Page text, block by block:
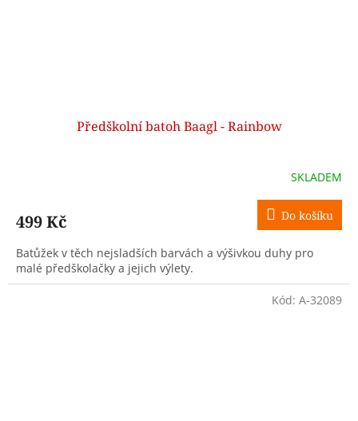
Předškolní batoh Baagl - Rainbow
SKLADEM
499 Kč Do košíku
Batůžek v těch nejsladších barvách a výšivkou duhy pro
malé předškolačky a jejich výlety.
Kód: A-32089